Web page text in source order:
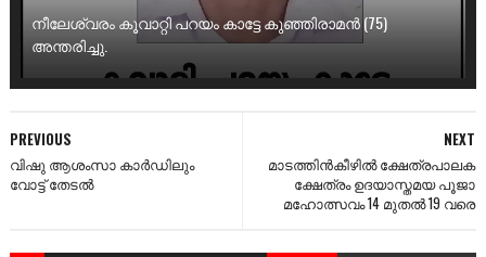
നീലേശ്വരം കൂവാറ്റി പറയം കാട്ടേ കുഞ്ഞിരാമൻ (75)
അന്തരിച്ചു.
NEXT
മാടത്തിൻകീഴിൽ ക്ഷേത്രപാലക
ക്ഷേത്രം ഉദയാസ്തമയ പൂജാ
മഹോത്സവം 14 മുതൽ 19 വരെ
PREVIOUS
വിഷു ആശംസാ കാർഡിലും
വോട്ട് തേടൽ